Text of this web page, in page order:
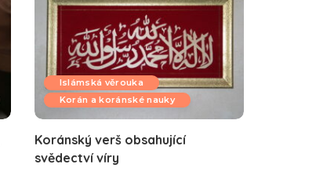
Islámská věrouka
Korán a koránské nauky
Koránský verš obsahující
svědectví víry